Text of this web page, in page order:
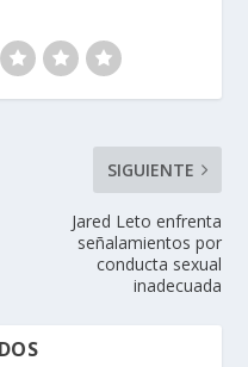
SIGUIENTE
Jared Leto enfrenta
señalamientos por
conducta sexual
inadecuada